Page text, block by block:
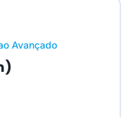
Avançado